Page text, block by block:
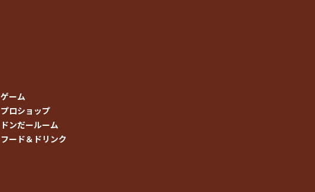
ゲーム
プロショップ
ドンだールーム
フード＆ドリンク